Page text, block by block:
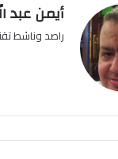
أيمن عبد
راصد وناشط